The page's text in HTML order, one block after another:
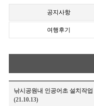
공지사항
여행후기
낚시공원내 인공어초 설치작업
(21.10.13)